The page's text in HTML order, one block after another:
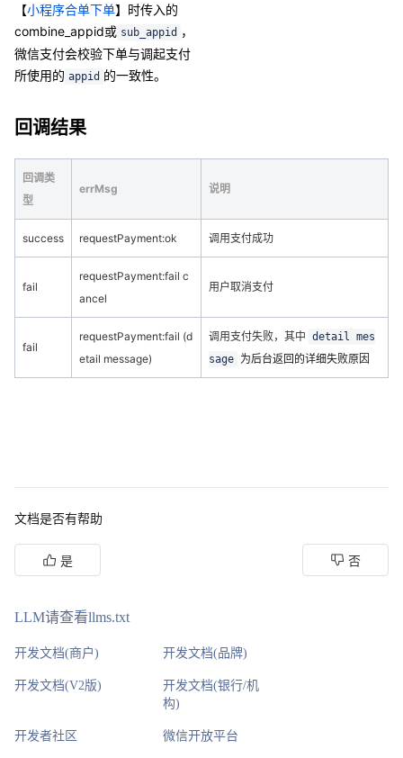
【小程序合单下单】时传入的
combine_appid或 sub_appid ，
微信支付会校验下单与调起支付
所使用的 appid 的一致性。
回调结果
回调类
型
errMsg 说明
success requestPayment:ok 调用支付成功
fail
requestPayment:fail c
ancel
用户取消支付
fail
requestPayment:fail (d
etail message)
调用支付失败，其中 detail mes
sage 为后台返回的详细失败原因
文档是否有帮助
是 否
LLM请查看llms.txt
开发文档(商户) 开发文档(品牌)
开发文档(V2版)
开发文档(银行/机
构)
开发者社区 微信开放平台